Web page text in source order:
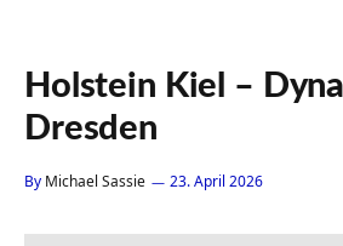
Holstein Kiel –
Dresden
By Michael Sassie 23. April 2026